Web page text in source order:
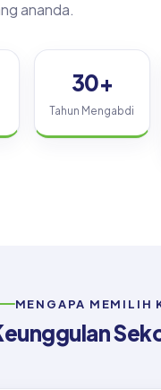
ananda.
30+
Tahun Mengabdi
MENGAPA MEMILIH